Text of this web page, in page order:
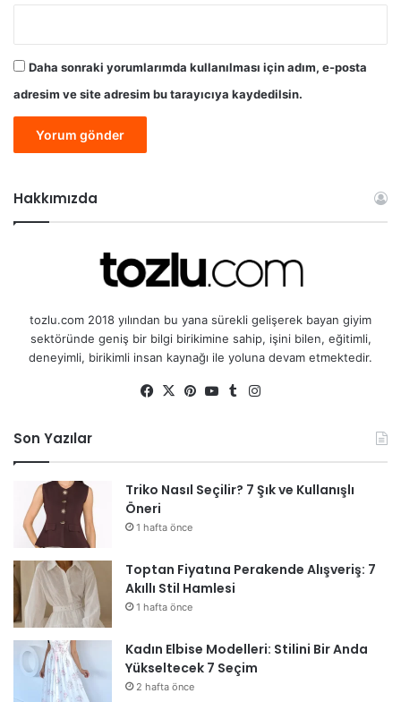
Daha sonraki yorumlarımda kullanılması için adım, e-posta
adresim ve site adresim bu tarayıcıya kaydedilsin.
Hakkımızda
tozlu.com 2018 yılından bu yana sürekli gelişerek bayan giyim
sektöründe geniş bir bilgi birikimine sahip, işini bilen, eğitimli,
deneyimli, birikimli insan kaynağı ile yoluna devam etmektedir.
Fa
X
Pin
Yo
Tu
Son Yazılar
Triko Nasıl Seçilir? 7 Şık ve Kullanışlı
Öneri
1 hafta önce
Toptan Fiyatına Perakende Alışveriş: 7
Akıllı Stil Hamlesi
1 hafta önce
Kadın Elbise Modelleri: Stilini Bir Anda
Yükseltecek 7 Seçim
2 hafta önce